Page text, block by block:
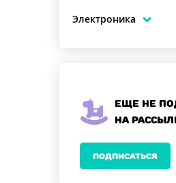
Электроника
Еще не
на
ПОДПИСАТЬСЯ